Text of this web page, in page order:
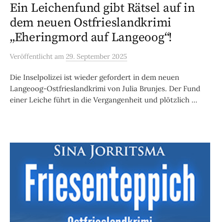
Ein Leichenfund gibt Rätsel auf in
dem neuen Ostfrieslandkrimi
„Eheringmord auf Langeoog“!
Veröffentlicht am 29. September 2025
Die Inselpolizei ist wieder gefordert in dem neuen
Langeoog-Ostfrieslandkrimi von Julia Brunjes. Der Fund
einer Leiche führt in die Vergangenheit und plötzlich ...